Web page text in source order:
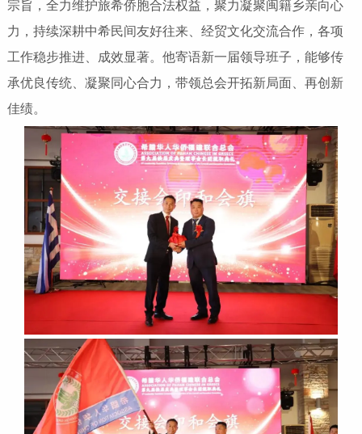
宗旨，全力维护旅希侨胞合法权益，聚力凝聚闽籍乡亲向心
力，持续深耕中希民间友好往来、经贸文化交流合作，各项
工作稳步推进、成效显著。他寄语新一届领导班子，能够传
承优良传统、凝聚同心合力，带领总会开拓新局面、再创新
佳绩。